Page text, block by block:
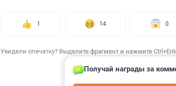
1 14 0
Увидели опечатку? Выделите фрагмент и нажмите
Получай награды за